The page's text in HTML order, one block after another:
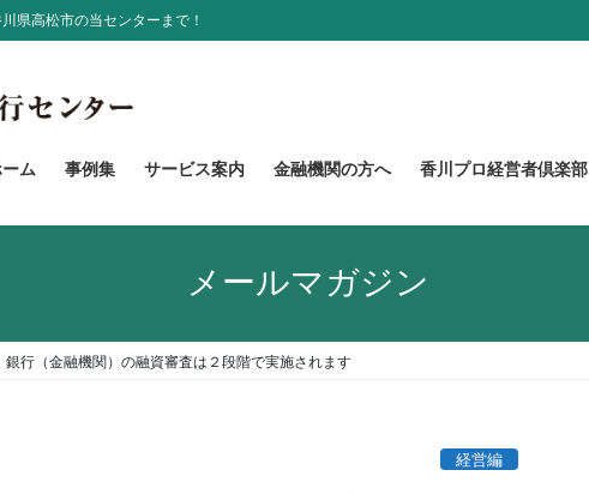
県高松市の当センターまで！
ム 事例集 サービス案内 金融機関の方へ 香川プロ経営者倶楽部
メールマガジン
銀行（金融機関）の融資審査は２段階で実施されます
経営編